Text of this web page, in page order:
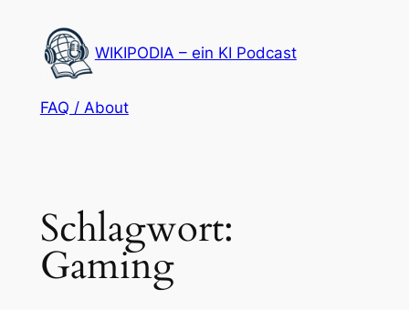
Inhalt
springen
WIKIPODIA – ein KI Podcast
FAQ / About
Schlagwort:
Gaming